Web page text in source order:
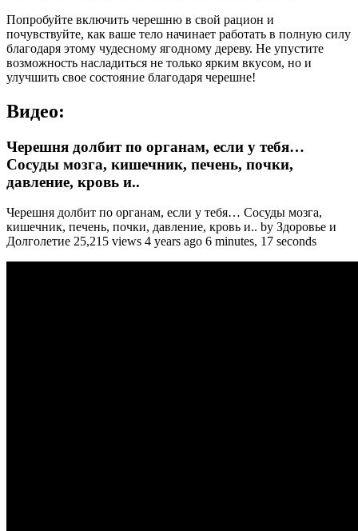
Попробуйте включить черешню в свой рацион и
почувствуйте, как ваше тело начинает работать в полную силу
благодаря этому чудесному ягодному дереву. Не упустите
возможность насладиться не только ярким вкусом, но и
улучшить свое состояние благодаря черешне!
Видео:
Черешня долбит по органам, если у тебя…
Сосуды мозга, кишечник, печень, почки,
давление, кровь и..
Черешня долбит по органам, если у тебя… Сосуды мозга,
кишечник, печень, почки, давление, кровь и.. by Здоровье и
Долголетие 25,215 views 4 years ago 6 minutes, 17 seconds